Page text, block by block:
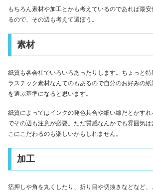
もちろん素材や加工とかも考えているのであれば最
るので、その辺も考えて選ぼう。
素材
紙質も各会社でいろいろあったりします。ちょっと
ラスチック素材なんてのもあるので自分のお好みの
を選ぶ基準になると思います。
紙質によってはインクの発色具合や細い線だとかす
でその辺も注意が必要。ただ質感なんかでも雰囲気は
こにこだわるのも楽しいかもしれません。
加工
箔押しや角を丸くしたり、折り目や切抜きなどなど